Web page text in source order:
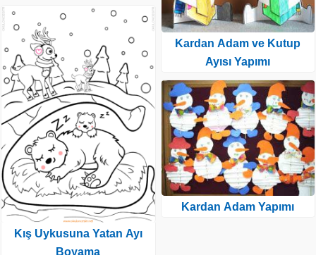
Kış Uykusuna Yatan Ayı
Boyama
Kardan Adam ve Kutup
Ayısı Yapımı
Kardan Adam Yapımı